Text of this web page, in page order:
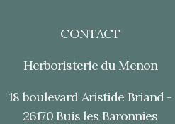
CONTACT
Herboristerie du Menon
18 boulevard Aristide Briand -
26170 Buis les Baronnies